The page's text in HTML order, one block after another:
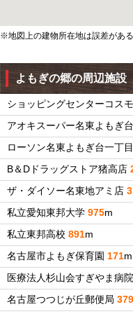
※地図上の建物所在地は誤差がある
よもぎの郷の周辺施設
ショッピングセンターコスモ
アオキスーパー名東よもぎ
ローソン名東よもぎ台一丁
B＆Dドラッグストア猪高店
ザ・ダイソー名東地アミ店
私立愛知東邦大学 975m
私立東邦高校 891m
名古屋市よもぎ保育園 171m
医療法人杉山会すぎやま病院
名古屋つつじが丘郵便局 379